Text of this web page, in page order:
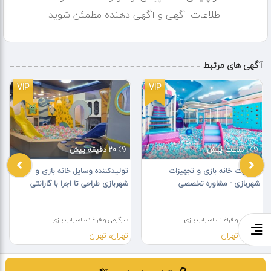
اطلاعات آگهی و آگهی دهنده مطمئن شوید
آگهی های مرتبط
VIP
20 دقیقه پیش
تولیدکننده وسایل خانه بازی و
شهربازی طراحی تا اجرا با گارانتی
سرگرمی و فراغت، اسباب بازی
تهران، تهران
VIP
1 ساعت پیش
تجهیزات خانه بازی و تجهیزات
شهربازی - مشاوره تخصصی
سرگرمی و فراغت، اسباب بازی
تهران، تهران